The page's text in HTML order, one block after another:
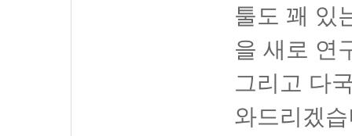
툴도 꽤 있
을 새로 연
그리고 다
와드리겠